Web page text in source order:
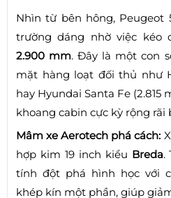
Nhìn từ bên hông, Peugeot
trường dáng nhờ việc kéo
2.900 mm. Đây là một con
mặt hàng loạt đối thủ như
hay Hyundai Santa Fe
khoang cabin cực kỳ rộng rãi
Mâm xe Aerotech phá cách:
hợp kim 19 inch kiểu Breda.
tính đột phá hình học với
khép kín một phần, giúp